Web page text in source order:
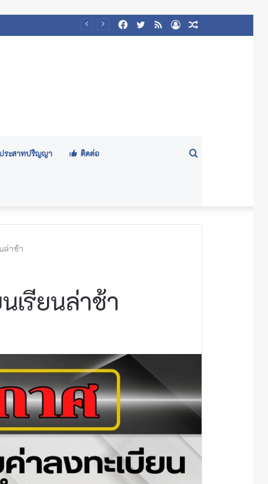
Log
RSS
Twitter
Facebook
ระสาทปริญญา ติดต่อ
ล่าช้า
เรียนล่าช้า